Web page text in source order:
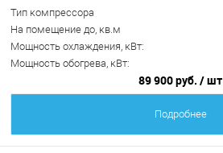
Тип компрессора
На помещение до, кв.м
Мощность охлаждения, кВт:
Мощность обогрева, кВт:
89 900 руб. / шт
Подробнее